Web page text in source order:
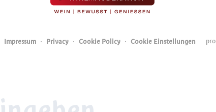
Impressum Privacy Cookie Policy Cookie Einstellungen